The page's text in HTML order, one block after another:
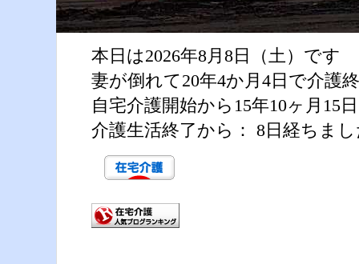
本日は2026年8月8日（土）です
妻が倒れて20年4か月4日で介護
自宅介護開始から15年10ヶ月15
介護生活終了から： 8日経ちま